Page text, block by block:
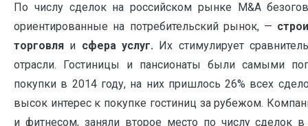
По числу сделок на российском рынке M&A
ориентированные на потребительский рынок, —
торговля и сфера услуг. Их стимулирует
отрасли. Гостиницы и пансионаты были самыми
покупки в 2014 году, на них пришлось 26% всех
высок интерес к покупке гостиниц за рубежом.
и фитнесом, заняли второе место по числу сделок